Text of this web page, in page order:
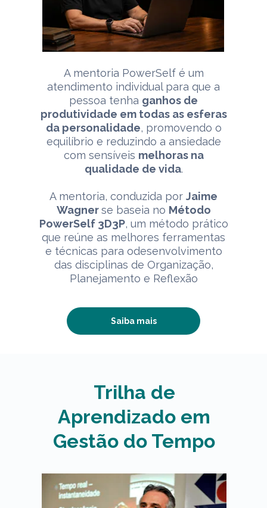
A mentoria PowerSelf é um
atendimento individual para que a
pessoa tenha ganhos de
produtividade em todas as esferas
da personalidade, promovendo o
equilíbrio e reduzindo a ansiedade
com sensíveis melhoras na
qualidade de vida.
A mentoria, conduzida por Jaime
Wagnerse baseia no Método
PowerSelf 3D3P, um método prático
que reúne as melhores ferramentas
e técnicas para odesenvolvimento
das disciplinas de Organização,
Planejamento e Reflexão
Saiba mais
Trilha de
Aprendizado em
Gestão do Tempo